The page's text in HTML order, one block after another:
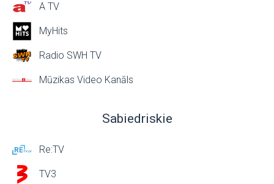
A TV
MyHits
Radio SWH TV
Mūzikas Video Kanāls
Sabiedriskie
Re:TV
TV3